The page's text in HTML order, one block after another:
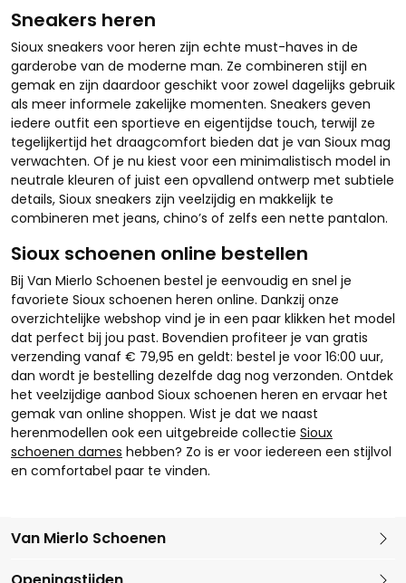
Sneakers heren
Sioux sneakers voor heren zijn echte must-haves in de
garderobe van de moderne man. Ze combineren stijl en
gemak en zijn daardoor geschikt voor zowel dagelijks gebruik
als meer informele zakelijke momenten. Sneakers geven
iedere outfit een sportieve en eigentijdse touch, terwijl ze
tegelijkertijd het draagcomfort bieden dat je van Sioux mag
verwachten. Of je nu kiest voor een minimalistisch model in
neutrale kleuren of juist een opvallend ontwerp met subtiele
details, Sioux sneakers zijn veelzijdig en makkelijk te
combineren met jeans, chino’s of zelfs een nette pantalon.
Sioux schoenen online bestellen
Bij Van Mierlo Schoenen bestel je eenvoudig en snel je
favoriete Sioux schoenen heren online. Dankzij onze
overzichtelijke webshop vind je in een paar klikken het model
dat perfect bij jou past. Bovendien profiteer je van gratis
verzending vanaf € 79,95 en geldt: bestel je voor 16:00 uur,
dan wordt je bestelling dezelfde dag nog verzonden. Ontdek
het veelzijdige aanbod Sioux schoenen heren en ervaar het
gemak van online shoppen. Wist je dat we naast
herenmodellen ook een uitgebreide collectie Sioux
schoenen dames hebben? Zo is er voor iedereen een stijlvol
en comfortabel paar te vinden.
Van Mierlo Schoenen